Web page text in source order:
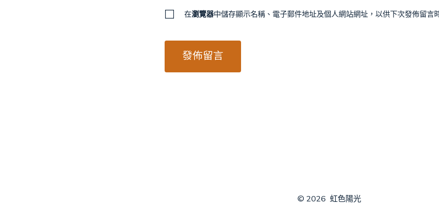
在瀏覽器中儲存顯示名稱、電子郵件地址及個人網站網址，以供下次發佈留言
© 2026 虹色陽光